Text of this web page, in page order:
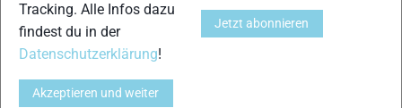
25 26
Tracking. Alle Infos dazu
findest du in der
Datenschutzerklärung!
Akzeptieren und weiter
Jetzt abonnieren